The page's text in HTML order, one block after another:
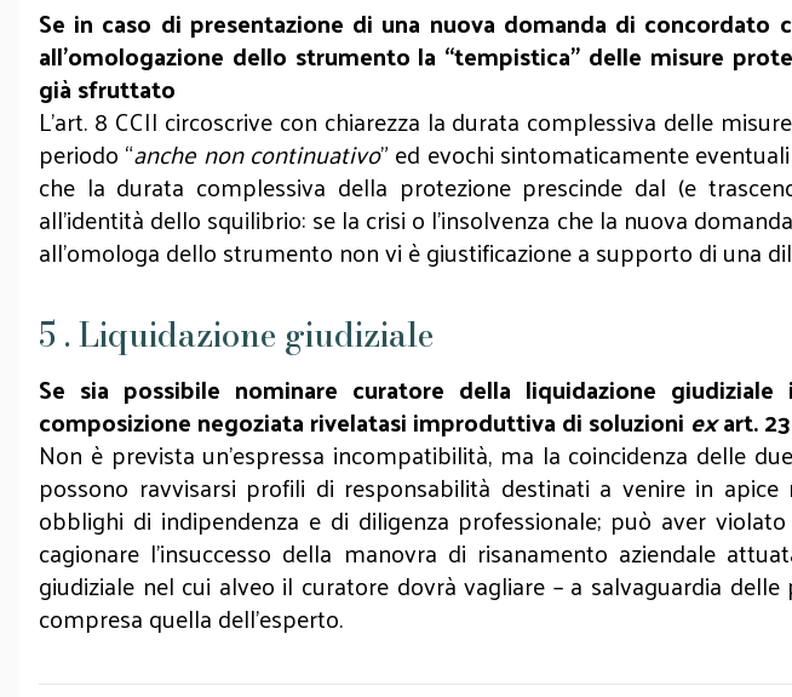
Se in caso di presentazione di una nuova domanda di
all’omologazione dello strumento la “tempistica” delle misure
già sfruttato
L’art. 8 CCII circoscrive con chiarezza la durata complessiva delle
periodo “anche non continuativo” ed evochi sintomaticamente eventuali
che la durata complessiva della protezione prescinde dal (e
all’identità dello squilibrio: se la crisi o l’insolvenza che la nuova
all’omologa dello strumento non vi è giustificazione a supporto di una
5 . Liquidazione giudiziale
Se sia possibile nominare curatore della liquidazione
composizione negoziata rivelatasi improduttiva di soluzioniexart. 23
Non è prevista un’espressa incompatibilità, ma la coincidenza delle
possono ravvisarsi profili di responsabilità destinati a venire in
obblighi di indipendenza e di diligenza professionale; può aver
cagionare l’insuccesso della manovra di risanamento aziendale
giudiziale nel cui alveo il curatore dovrà vagliare – a salvaguardia
compresa quella dell’esperto.